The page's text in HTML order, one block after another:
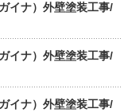
イナ）外壁塗装工事/
イナ）外壁塗装工事/
イナ）外壁塗装工事/